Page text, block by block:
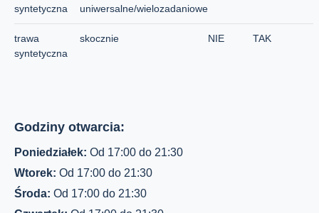
syntetyczna
uniwersalne/wielozadaniowe
trawa
syntetyczna
skocznie NIE TAK
Godziny otwarcia:
Poniedziałek: Od 17:00 do 21:30
Wtorek: Od 17:00 do 21:30
Środa: Od 17:00 do 21:30